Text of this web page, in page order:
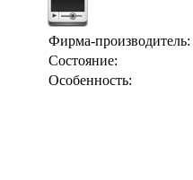
Фирма-производитель:
Состояние:
Особенность: